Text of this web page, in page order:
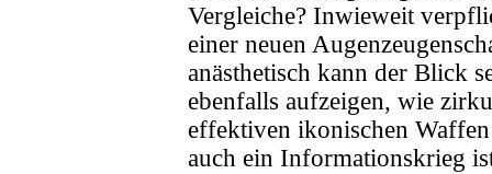
Vergleiche? Inwieweit
einer neuen
anästhetisch kann der Blick
ebenfalls aufzeigen, wie
effektiven ikonischen
auch ein Informationskrieg